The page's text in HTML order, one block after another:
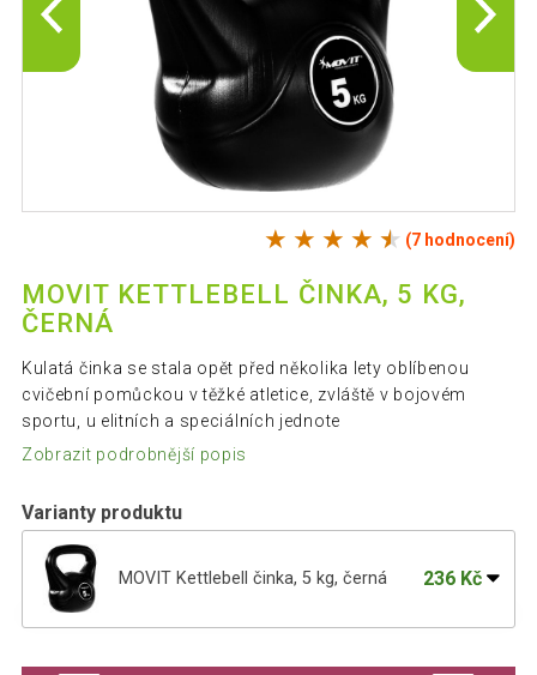
(7 hodnocení)
MOVIT KETTLEBELL ČINKA, 5 KG,
ČERNÁ
Kulatá činka se stala opět před několika lety oblíbenou
cvičební pomůckou v těžké atletice, zvláště v bojovém
sportu, u elitních a speciálních jednote
Zobrazit podrobnější popis
Varianty produktu
MOVIT Kettlebell činka, 5 kg, černá 236 Kč